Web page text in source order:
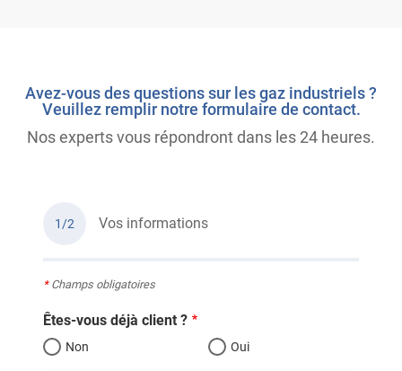
Avez-vous des questions sur les gaz industriels ?
Veuillez remplir notre formulaire de contact.
Nos experts vous répondront dans les 24 heures.
1/2 Vos informations
*Champs obligatoires
Êtes-vous déjà client ?
Non Oui